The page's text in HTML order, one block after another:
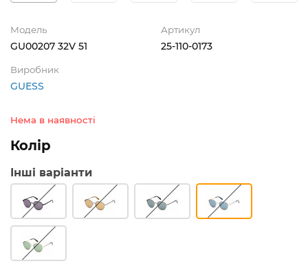
Модель
GU00207 32V 51
Артикул
25-110-0173
Виробник
GUESS
Нема в наявності
Колір
Інші варіанти